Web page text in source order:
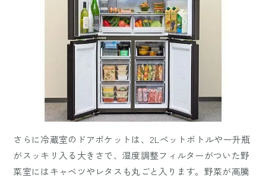
さらに冷蔵室のドアポケットは、2Lペットボトルや一升瓶
がスッキリ入る大きさで、湿度調整フィルターがついた野
菜室にはキャベツやレタスも丸ごと入ります。野菜が高騰